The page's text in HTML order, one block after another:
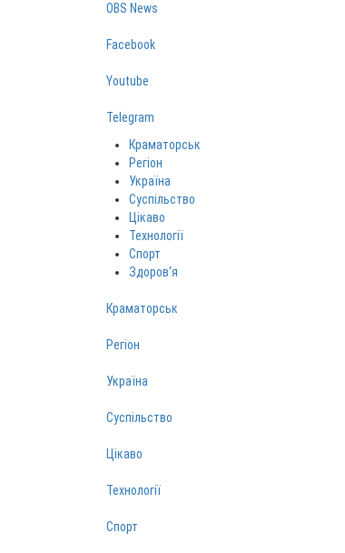
OBS News
Facebook
Youtube
Telegram
Краматорськ
Регіон
Україна
Суспільство
Цікаво
Технології
Спорт
Здоров‘я
Краматорськ
Регіон
Україна
Суспільство
Цікаво
Технології
Спорт